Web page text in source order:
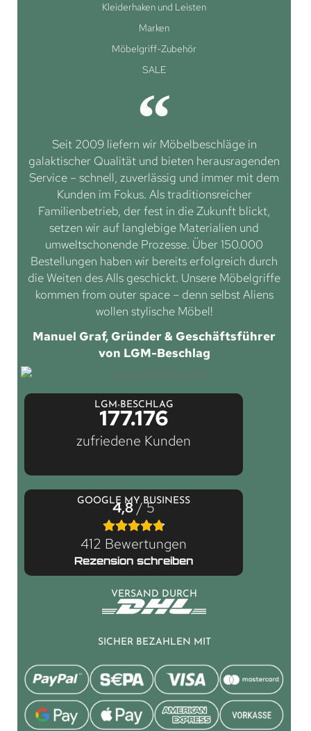
Kleiderhaken und Leisten
Marken
Möbelgriff-Zubehör
SALE
Seit 2009 liefern wir Möbelbeschläge in
galaktischer Qualität und bieten herausragenden
Service – schnell, zuverlässig und immer mit dem
Kunden im Fokus. Als traditionsreicher
Familienbetrieb, der fest in die Zukunft blickt,
setzen wir auf langlebige Materialien und
umweltschonende Prozesse. Über 150.000
Bestellungen haben wir bereits erfolgreich durch
die Weiten des Alls geschickt. Unsere Möbelgriffe
kommen from outer space – denn selbst Aliens
wollen stylische Möbel!
Manuel Graf, Gründer & Geschäftsführer
von LGM-Beschlag
LGM-BESCHLAG
177.176
zufriedene Kunden
GOOGLE MY BUSINESS
4,8/ 5
412 Bewertungen
Rezension schreiben
VERSAND DURCH
SICHER BEZAHLEN MIT